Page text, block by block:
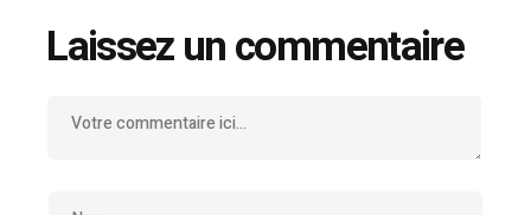
Laissez un commentaire